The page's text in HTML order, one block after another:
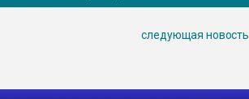
следующая новость